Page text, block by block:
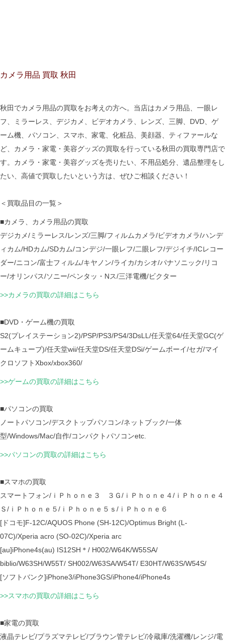
カメラ用品 買取 秋田
秋田でカメラ用品の買取をお考えの方へ。当店はカメラ用品、一眼レ
フ、ミラーレス、デジカメ、ビデオカメラ、レンズ、三脚、DVD、ゲ
ーム機、パソコン、スマホ、家電、化粧品、美顔器、ティファールな
ど、カメラ・家電・美容グッズの買取を行っている秋田の買取専門店で
す。カメラ・家電・美容グッズを売りたい、不用品処分、遺品整理をし
たい、高値で買取したいという方は、ぜひご相談ください！
＜買取品目の一覧＞
■カメラ、カメラ用品の買取
デジカメ/ミラーレス/レンズ/三脚/フィルムカメラ/ビデオカメラ/ハンデ
ィカム/HDカム/SDカム/コンデジ/一眼レフ/二眼レフ/デジイチ/ICレコー
ダー/ニコン/富士フィルム/キヤノン/ライカ/カシオ/パナソニック/リコ
ー/オリンパス/ソニー/ペンタッ・Nス/三洋電機/ビクター
>>カメラの買取の詳細はこちら
■DVD・ゲーム機の買取
S2(プレイステーション2)/PSP/PS3/PS4/3DsLL/任天堂64/任天堂GC(ゲ
ームキューブ)/任天堂wii/任天堂DS/任天堂DSi/ゲームボーイ/セガ/マイ
クロソフトXbox/xbox360/
>>ゲームの買取の詳細はこちら
■パソコンの買取
ノートパソコン/デスクトップパソコン/ネットブック/一体
型/Windows/Mac/自作/コンパクトパソコンetc.
>>パソコンの買取の詳細はこちら
■スマホの買取
スマートフォン/ｉＰｈｏｎｅ３ ３Ｇ/ｉＰｈｏｎｅ４/ｉＰｈｏｎｅ４
Ｓ/ｉＰｈｏｎｅ５/ｉＰｈｏｎｅ５ｓ/ｉＰｈｏｎｅ６
[ドコモ]F-12C/AQUOS Phone (SH-12C)/Optimus Bright (L-
07C)/Xperia acro (SO-02C)/Xperia arc
[au]iPhone4s(au) IS12SH＊/ H002/W64K/W55SA/
biblio/W63SH/W55T/ SH002/W63SA/W54T/ E30HT/W63S/W54S/
[ソフトバンク]iPhone3/iPhone3GS/iPhone4/iPhone4s
>>スマホの買取の詳細はこちら
■家電の買取
液晶テレビ/プラズマテレビ/ブラウン管テレビ/冷蔵庫/洗濯機/レンジ/電